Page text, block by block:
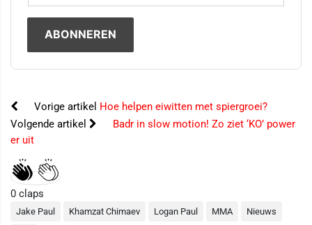
Vorige artikel Hoe helpen eiwitten met spiergroei?
Volgende artikel
Badr in slow motion! Zo ziet ‘KO’ power
er uit
0 claps
Jake Paul Khamzat Chimaev Logan Paul MMA Nieuws